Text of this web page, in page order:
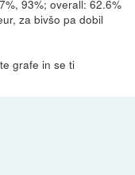
93%; overall: 62.6%
za bivšo pa dobil
grafe in se ti